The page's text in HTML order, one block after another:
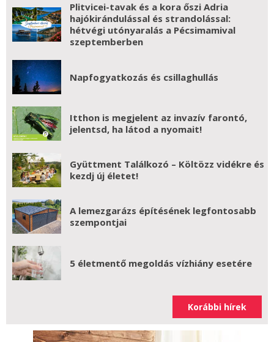
Plitvicei-tavak és a kora őszi Adria
hajókirándulással és strandolással:
hétvégi utónyaralás a Pécsimamival
szeptemberben
Napfogyatkozás és csillaghullás
Itthon is megjelent az invazív farontó,
jelentsd, ha látod a nyomait!
Gyüttment Találkozó – Költözz vidékre és
kezdj új életet!
A lemezgarázs építésének legfontosabb
szempontjai
5 életmentő megoldás vízhiány esetére
Korábbi hírek